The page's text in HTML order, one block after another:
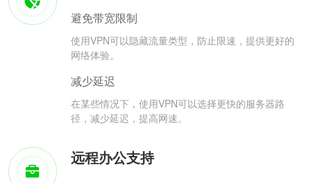
避免带宽限制
使用VPN可以隐藏流量类型，防止限速，提供更好的
网络体验。
减少延迟
在某些情况下，使用VPN可以选择更快的服务器路
径，减少延迟，提高网速。
远程办公支持